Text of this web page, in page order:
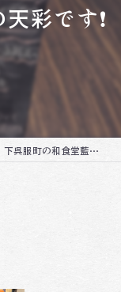
彩です❗️
下呉服町の和食堂藍の天彩です❗️